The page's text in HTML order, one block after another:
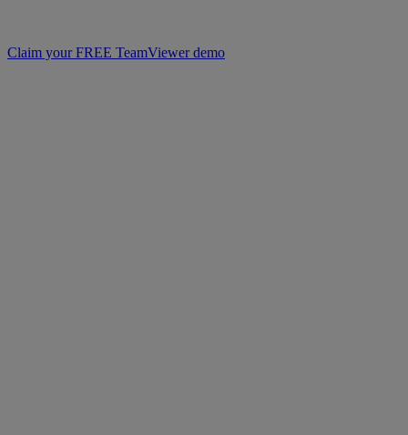
Claim your FREE TeamViewer demo